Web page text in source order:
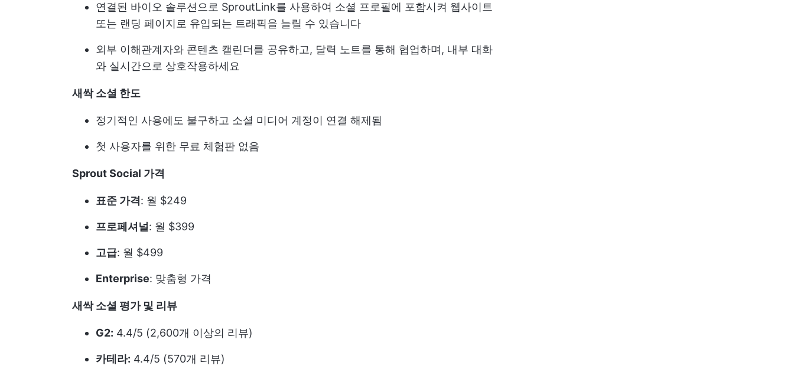
연결된 바이오 솔루션으로 SproutLink를 사용하여 소셜 프로필에 포함시켜 웹사이트
또는 랜딩 페이지로 유입되는 트래픽을 늘릴 수 있습니다
외부 이해관계자와 콘텐츠 캘린더를 공유하고, 달력 노트를 통해 협업하며, 내부 대화
와 실시간으로 상호작용하세요
새싹 소셜 한도
정기적인 사용에도 불구하고 소셜 미디어 계정이 연결 해제됨
첫 사용자를 위한 무료 체험판 없음
Sprout Social 가격
표준 가격 : 월 $249
프로페셔널 : 월 $399
고급: 월 $499
Enterprise: 맞춤형 가격
새싹 소셜 평가 및 리뷰
G2: 4.4/5 (2,600개 이상의 리뷰)
카테라: 4.4/5 (570개 리뷰)